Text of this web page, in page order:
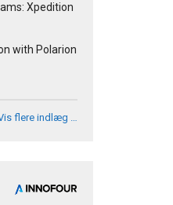
Xpedition
with Polarion
flere indlæg …